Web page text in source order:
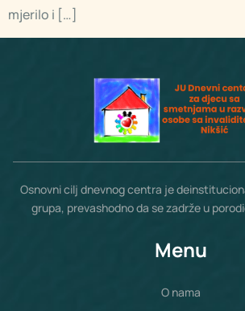
mjerilo i […]
Osnovni cilj dnevnog centra je
grupa, prevashodno da se zadrže u
Menu
O nama